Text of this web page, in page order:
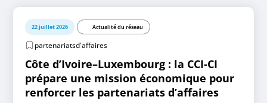
22 juillet 2026 Actualité du réseau
partenariatsd'affaires
Côte d’Ivoire–Luxembourg : la CCI-CI
prépare une mission économique pour
renforcer les partenariats d’affaires